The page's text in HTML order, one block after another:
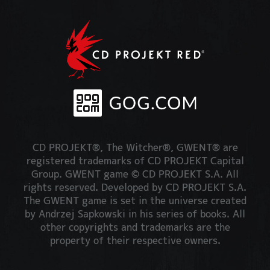
CD PROJEKT®, The Witcher®, GWENT® are
registered trademarks of CD PROJEKT Capital
Group. GWENT game © CD PROJEKT S.A. All
rights reserved. Developed by CD PROJEKT S.A.
The GWENT game is set in the universe created
by Andrzej Sapkowski in his series of books. All
other copyrights and trademarks are the
property of their respective owners.